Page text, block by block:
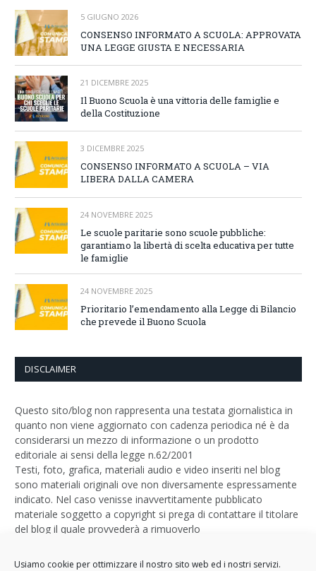
Usiamo cookie per ottimizzare il nostro sito web ed i nostri servizi.
5 GIUGNO 2026
CONSENSO INFORMATO A SCUOLA: APPROVATA
UNA LEGGE GIUSTA E NECESSARIA
21 DICEMBRE 2025
Il Buono Scuola è una vittoria delle famiglie e
della Costituzione
3 DICEMBRE 2025
CONSENSO INFORMATO A SCUOLA – VIA
LIBERA DALLA CAMERA
24 NOVEMBRE 2025
Le scuole paritarie sono scuole pubbliche:
garantiamo la libertà di scelta educativa per tutte
le famiglie
24 NOVEMBRE 2025
Prioritario l’emendamento alla Legge di Bilancio
che prevede il Buono Scuola
DISCLAIMER
Questo sito/blog non rappresenta una testata giornalistica in
quanto non viene aggiornato con cadenza periodica né è da
considerarsi un mezzo di informazione o un prodotto
editoriale ai sensi della legge n.62/2001
Testi, foto, grafica, materiali audio e video inseriti nel blog
sono materiali originali ove non diversamente espressamente
indicato. Nel caso venisse inavvertitamente pubblicato
materiale soggetto a copyright si prega di contattare il titolare
del blog il quale provvederà a rimuoverlo
Logo bySizegraph